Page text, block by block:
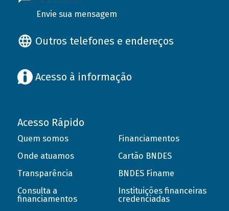
Envie sua mensagem
Outros telefones e endereços
Acesso à informação
Acesso Rápido
Quem somos
Onde atuamos
Transparência
Consulta a
financiamentos
Financiamentos
Cartão BNDES
BNDES Finame
Instituições financeiras
credenciadas